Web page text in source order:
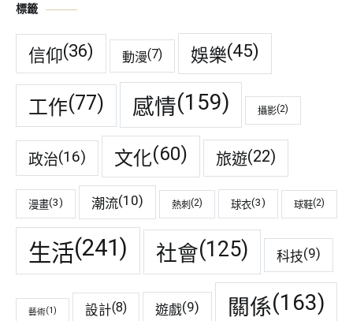
標籤
信仰(36) 動漫(7) 娛樂(45)
工作(77) 感情(159) 攝影(2)
政治(16) 文化(60) 旅遊(22)
漫畫(3) 潮流(10) 熱刺 (2) 球衣(3) 球鞋(2)
生活(241) 社會(125) 科技(9)
藝術(1) 設計(8) 遊戲(9) 關係(163)